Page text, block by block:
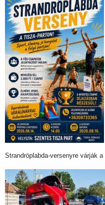
Strandröplabda-versenyre várják